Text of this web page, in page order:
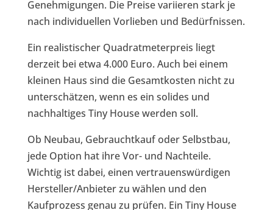
Genehmigungen. Die Preise variieren stark je
nach individuellen Vorlieben und Bedürfnissen.
Ein realistischer Quadratmeterpreis liegt
derzeit bei etwa 4.000 Euro. Auch bei einem
kleinen Haus sind die Gesamtkosten nicht zu
unterschätzen, wenn es ein solides und
nachhaltiges Tiny House werden soll.
Ob Neubau, Gebrauchtkauf oder Selbstbau,
jede Option hat ihre Vor- und Nachteile.
Wichtig ist dabei, einen vertrauenswürdigen
Hersteller/Anbieter zu wählen und den
Kaufprozess genau zu prüfen. Ein Tiny House